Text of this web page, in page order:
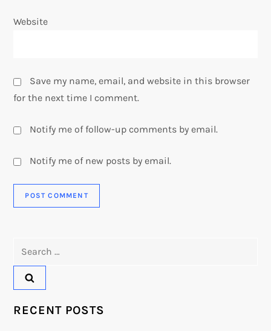
Website
Save my name, email, and website in this browser
for the next time I comment.
Notify me of follow-up comments by email.
Notify me of new posts by email.
RECENT POSTS